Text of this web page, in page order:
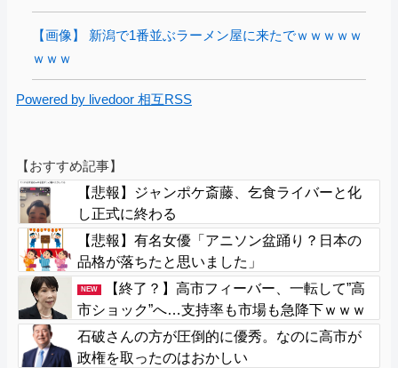
【画像】 新潟で1番並ぶラーメン屋に来たでｗｗｗｗｗ
ｗｗｗ
Powered by livedoor 相互RSS
【おすすめ記事】
【悲報】ジャンポケ斎藤、乞食ライバーと化
し正式に終わる
【悲報】有名女優「アニソン盆踊り？日本の
品格が落ちたと思いました」
NEW
【終了？】高市フィーバー、一転して”高
市ショック”へ…支持率も市場も急降下ｗｗｗ
ｗｗｗｗｗ
石破さんの方が圧倒的に優秀。なのに高市が
政権を取ったのはおかしい